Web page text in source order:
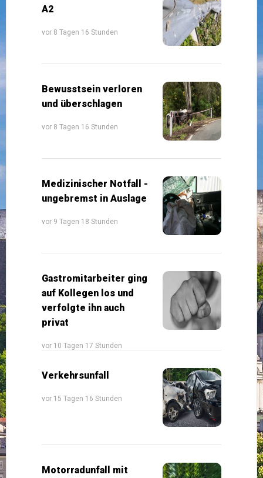
A2
vor 8 Tagen 16 Stunden
Bewusstsein verloren
und überschlagen
vor 8 Tagen 16 Stunden
Medizinischer Notfall -
ungebremst in Auslage
vor 9 Tagen 18 Stunden
Gastromitarbeiter ging
auf Kollegen los und
verfolgte ihn auch
privat
vor 10 Tagen 17 Stunden
Verkehrsunfall
vor 15 Tagen 16 Stunden
Motorradunfall mit